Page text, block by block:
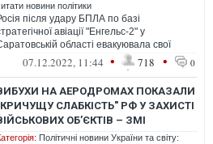
новини політики
після удару БПЛА по базі
авіації "Енгельс-2" у
області евакуювала свої
бомбардувальники. З аеродрому зникло
07.12.2022, 11:44 • 718 • 0
НА АЕРОДРОМАХ ПОКАЗАЛИ
СЛАБКІСТЬ" РФ У ЗАХИСТІ
ОБ’ЄКТІВ – ЗМІ
Політичні новини України та світу: